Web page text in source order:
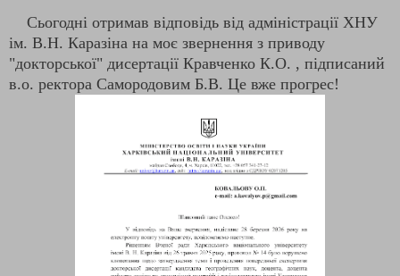
Сьогодні отримав відповідь від адміністрації ХНУ
ім. В.Н. Каразіна на моє звернення з приводу
"докторської" дисертації Кравченко К.О. , підписаний
в.о. ректора Самородовим Б.В. Це вже прогрес!